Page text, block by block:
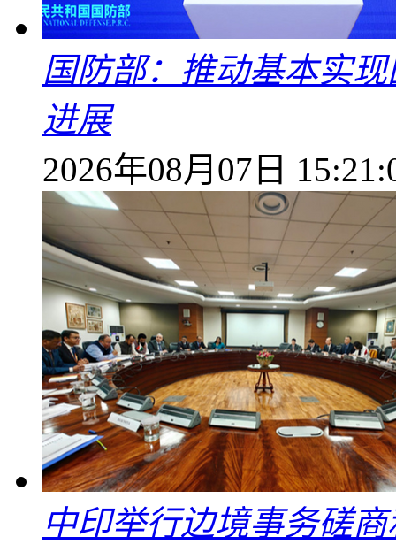
国防部：推动基本实
进展
2026年08月07日
中印举行边境事务磋